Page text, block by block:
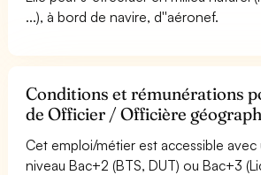
...), à bord de navire, d''aéronef.
Conditions et rémunérations
de Officier / Officière
Cet emploi/métier est accessible
niveau Bac+2 (BTS, DUT) ou Bac+3